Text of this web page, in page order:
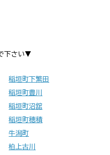
下さい▼
稲垣町下繁田
稲垣町豊川
稲垣町沼舘
稲垣町穂積
牛潟町
柏上古川